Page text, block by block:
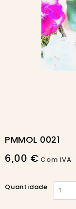
PMMOL 0021
6,00 € Com IVA
Quantidade